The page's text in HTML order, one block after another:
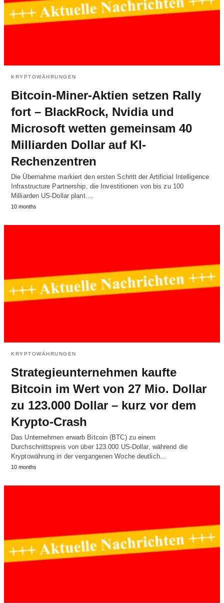
KRYPTOWÄHRUNGEN
Bitcoin-Miner-Aktien setzen Rally
fort – BlackRock, Nvidia und
Microsoft wetten gemeinsam 40
Milliarden Dollar auf KI-
Rechenzentren
Die Übernahme markiert den ersten Schritt der Artificial Intelligence
Infrastructure Partnership, die Investitionen von bis zu 100
Milliarden US-Dollar plant.…
10 months
KRYPTOWÄHRUNGEN
Strategieunternehmen kaufte
Bitcoin im Wert von 27 Mio. Dollar
zu 123.000 Dollar – kurz vor dem
Krypto-Crash
Das Unternehmen erwarb Bitcoin (BTC) zu einem
Durchschnittspreis von über 123.000 US-Dollar, während die
Kryptowährung in der vergangenen Woche deutlich…
10 months